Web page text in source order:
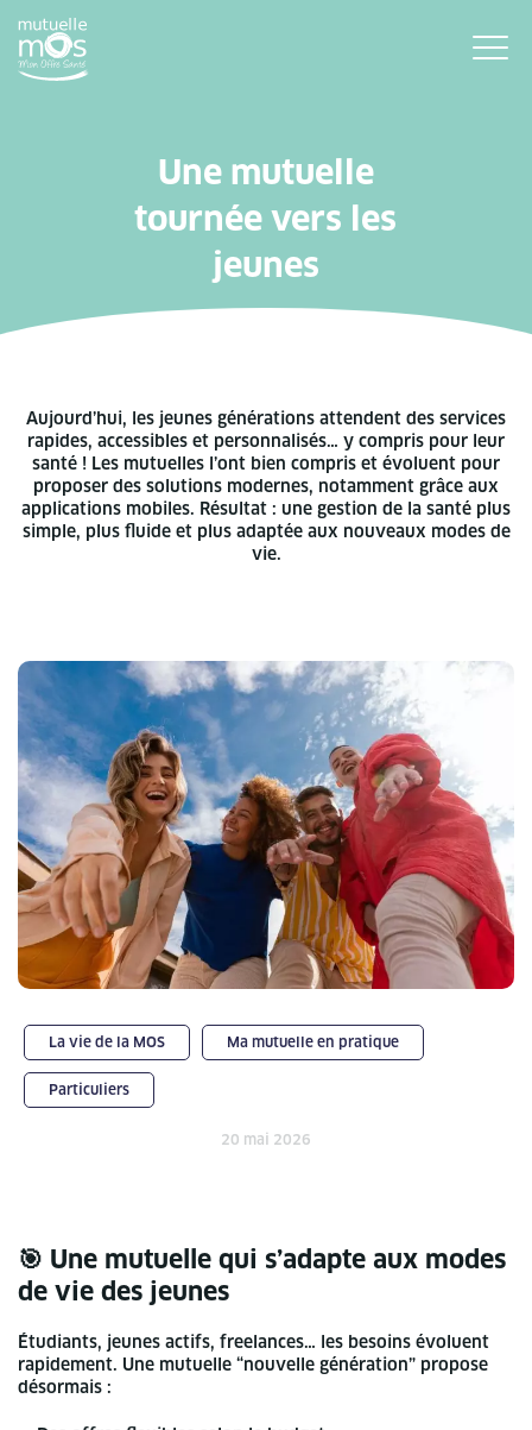
Une mutuelle
tournée vers les
jeunes
Aujourd’hui, les jeunes générations attendent des services
rapides, accessibles et personnalisés… y compris pour leur
santé ! Les mutuelles l’ont bien compris et évoluent pour
proposer des solutions modernes, notamment grâce aux
applications mobiles. Résultat : une gestion de la santé plus
simple, plus fluide et plus adaptée aux nouveaux modes de
vie.
La vie de la MOS Ma mutuelle en pratique
Particuliers
20 mai 2026
🎯 Une mutuelle qui s’adapte aux modes
de vie des jeunes
Étudiants, jeunes actifs, freelances… les besoins évoluent
rapidement. Une mutuelle “nouvelle génération” propose
désormais :